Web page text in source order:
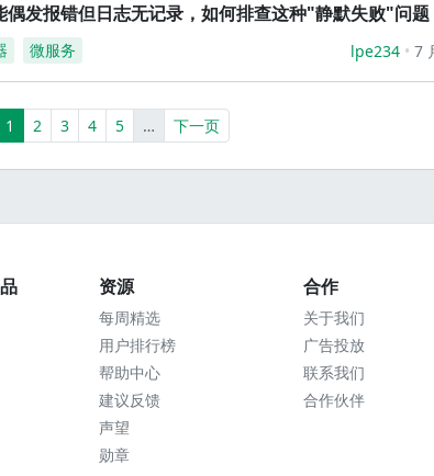
偶发报错但日志无记录，如何排查这种"静默失败"问题
微服务 lpe234 7
1 (current)
2 3 4 5 …More下一页
资源
每周精选
用户排行榜
帮助中心
建议反馈
声望
勋章
合作
关于我们
广告投放
联系我们
合作伙伴